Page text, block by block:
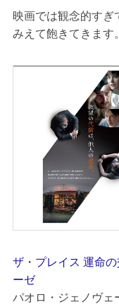
映画では観念的すぎ
みえて飽きてきます。
ザ・プレイス 運命
ーゼ
パオロ・ジェノヴェ